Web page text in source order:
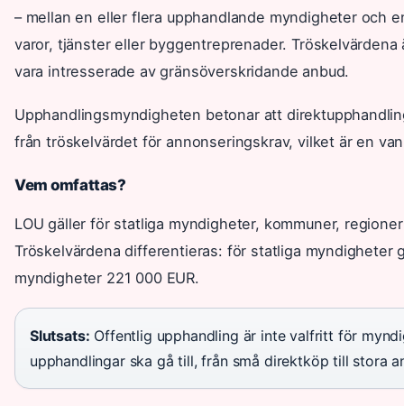
– mellan en eller flera upphandlande myndigheter och
varor, tjänster eller byggentreprenader.
vara intresserade av gränsöverskridande anbud.
Upphandlingsmyndigheten betonar att
från tröskelvärdet för annonseringskrav, vilket är en
Vem omfattas?
LOU gäller för statliga myndigheter, kommuner,
Tröskelvärdena differentieras: för statliga myndigheter
myndigheter 221 000 EUR.
Slutsats: Offentlig upphandling är inte valfritt för
upphandlingar ska gå till, från små direktköp till stora